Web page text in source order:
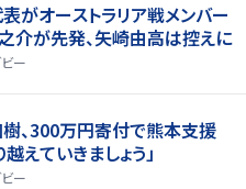
表がオーストラリア戦メンバー
が先発、矢崎由高は控えに
ー
樹、300万円寄付で熊本支援
えていきましょう」
ー